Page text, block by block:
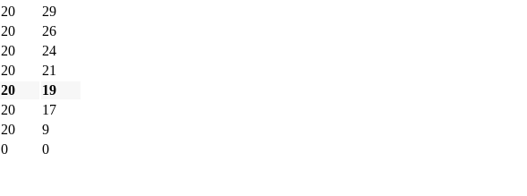
20
29
20
26
20
24
20
21
20
19
20
17
20
9
0 0